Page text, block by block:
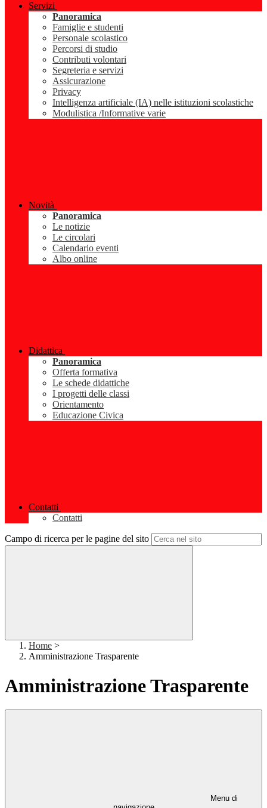
Servizi
Panoramica
Famiglie e studenti
Personale scolastico
Percorsi di studio
Contributi volontari
Segreteria e servizi
Assicurazione
Privacy
Intelligenza artificiale (IA) nelle istituzioni scolastiche
Modulistica /Informative varie
Novità
Panoramica
Le notizie
Le circolari
Calendario eventi
Albo online
Didattica
Panoramica
Offerta formativa
Le schede didattiche
I progetti delle classi
Orientamento
Educazione Civica
Contatti
Contatti
Campo di ricerca per le pagine del sito
Home >
Amministrazione Trasparente
Amministrazione Trasparente
Menu di